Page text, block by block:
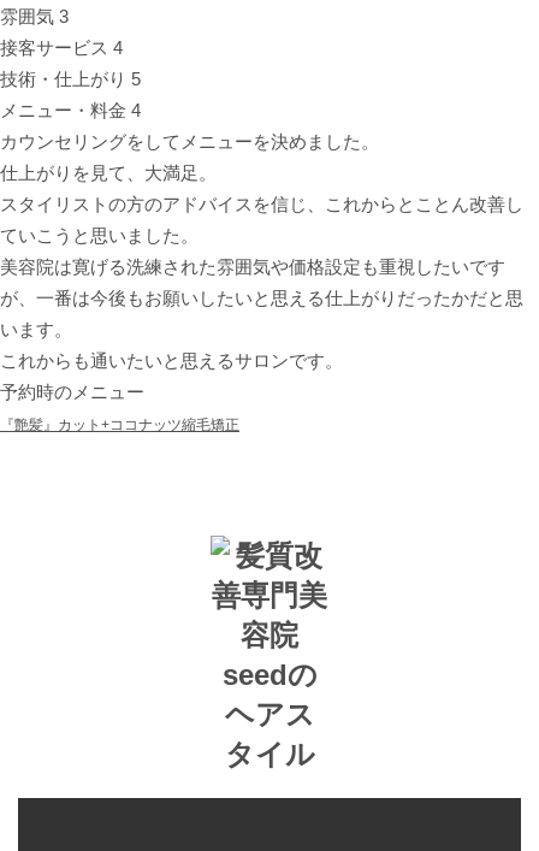
雰囲気 3
接客サービス 4
技術・仕上がり 5
メニュー・料金 4
カウンセリングをしてメニューを決めました。
仕上がりを見て、大満足。
スタイリストの方のアドバイスを信じ、これからとことん改善し
ていこうと思いました。
美容院は寛げる洗練された雰囲気や価格設定も重視したいです
が、一番は今後もお願いしたいと思える仕上がりだったかだと思
います。
これからも通いたいと思えるサロンです。
予約時のメニュー
『艶髪』カット+ココナッツ縮毛矯正